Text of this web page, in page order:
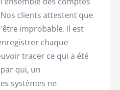
clients attestent que
improbable. Il est
chaque
tracer ce qui a été
qui, un
systèmes ne